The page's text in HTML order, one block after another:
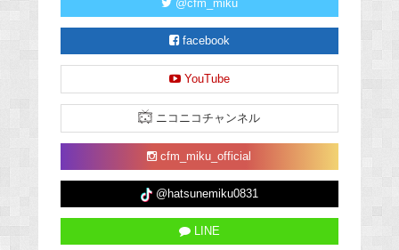
@cfm_miku
facebook
YouTube
ニコニコチャンネル
cfm_miku_official
@hatsunemiku0831
LINE